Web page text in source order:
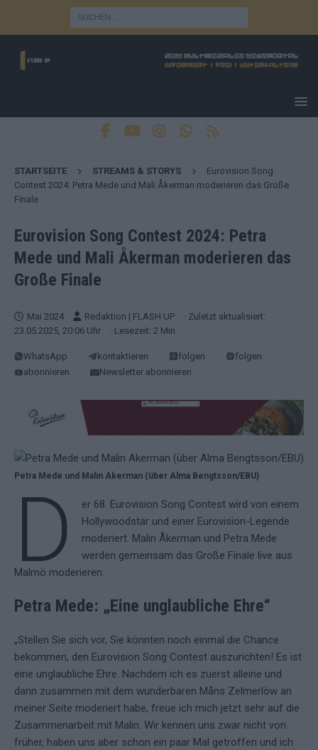
STARTSEITE STREAMS & STORYS
Eurovision Song
Contest 2024: Petra Mede und Mali Åkerman moderieren das Große
Finale
Eurovision Song Contest 2024: Petra
Mede und Mali Åkerman moderieren das
Große Finale
Mai 2024 Redaktion | FLASH UP
· Zuletzt aktualisiert:
23.05.2025, 20:06 Uhr
· Lesezeit: 2 Min.
WhatsApp kontaktieren folgen
folgen
abonnieren
Newsletter abonnieren
Petra Mede und Malin Akerman (über Alma Bengtsson/EBU)
D
er 68. Eurovision Song Contest wird von einem
Hollywoodstar und einer Eurovision-Legende
moderiert. Malin Åkerman und Petra Mede
werden gemeinsam das Große Finale live aus
Malmö moderieren.
Petra Mede: „Eine unglaubliche Ehre“
„Stellen Sie sich vor, Sie könnten noch einmal die Chance
bekommen, den Eurovision Song Contest auszurichten! Es ist
eine unglaubliche Ehre. Nachdem ich es zuerst alleine und
dann zusammen mit dem wunderbaren Måns Zelmerlöw an
meiner Seite moderiert habe, freue ich mich jetzt sehr auf die
Zusammenarbeit mit Malin. Wir kennen uns zwar nicht von
früher, haben uns aber schon ein paar Mal getroffen und ich